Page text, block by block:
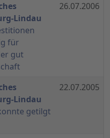
Lindau
für
gut
26.07.2006
Lindau
getilgt
22.07.2005